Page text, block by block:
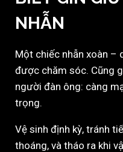
NHẪN
Một chiếc nhẫn xoàn –
được chăm sóc. Cũng
người đàn ông: càng
trọng.
Vệ sinh định kỳ, tránh
thoáng, và tháo ra khi